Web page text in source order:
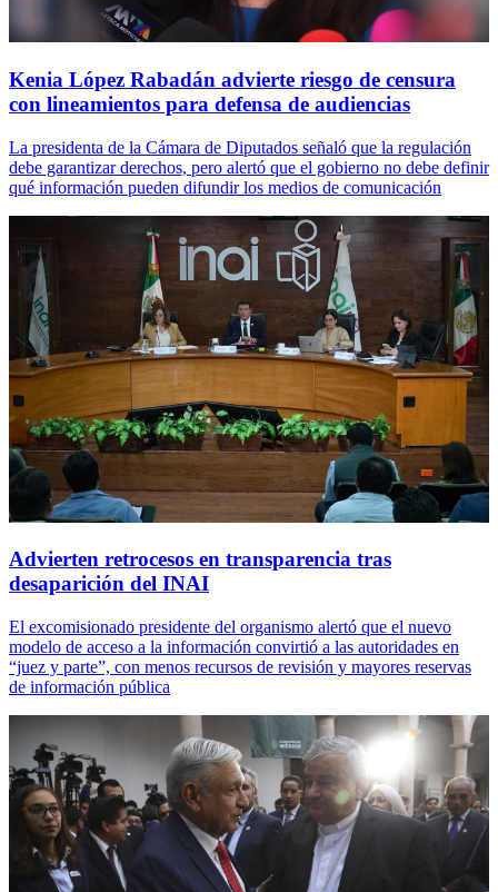
Kenia López Rabadán advierte riesgo de censura
con lineamientos para defensa de audiencias
La presidenta de la Cámara de Diputados señaló que la regulación
debe garantizar derechos, pero alertó que el gobierno no debe definir
qué información pueden difundir los medios de comunicación
Advierten retrocesos en transparencia tras
desaparición del INAI
El excomisionado presidente del organismo alertó que el nuevo
modelo de acceso a la información convirtió a las autoridades en
“juez y parte”, con menos recursos de revisión y mayores reservas
de información pública